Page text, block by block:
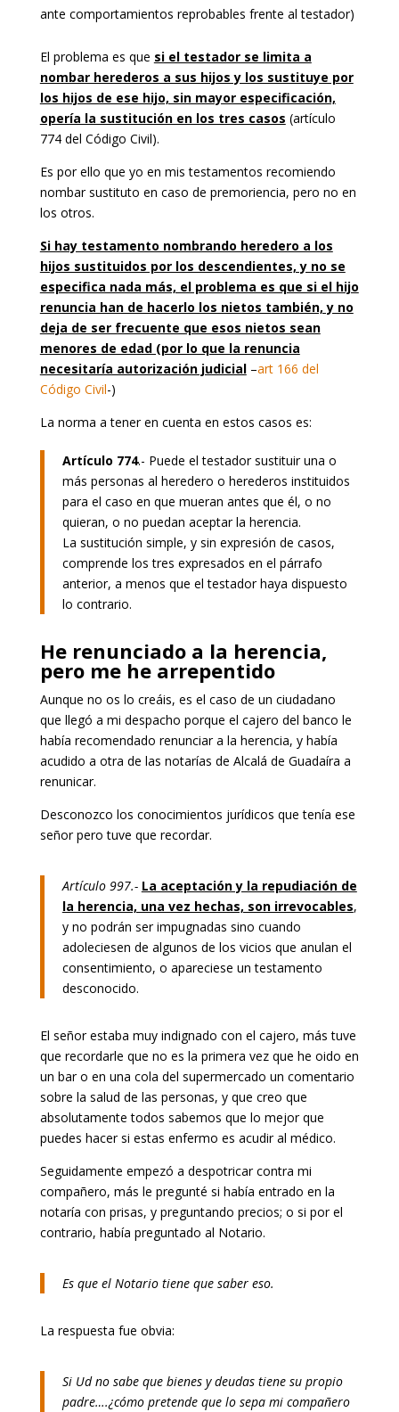
ante comportamientos reprobables frente al testador)
El problema es que si el testador se limita a
nombar herederos a sus hijos y los sustituye por
los hijos de ese hijo, sin mayor especificación,
opería la sustitución en los tres casos (artículo
774 del Código Civil).
Es por ello que yo en mis testamentos recomiendo
nombar sustituto en caso de premoriencia, pero no en
los otros.
Si hay testamento nombrando heredero a los
hijos sustituidos por los descendientes, y no se
especifica nada más, el problema es que si el hijo
renuncia han de hacerlo los nietos también, y no
deja de ser frecuente que esos nietos sean
menores de edad (por lo que la renuncia
necesitaría autorización judicial–art 166 del
Código Civil-)
La norma a tener en cuenta en estos casos es:
Artículo 774.- Puede el testador sustituir una o
más personas al heredero o herederos instituidos
para el caso en que mueran antes que él, o no
quieran, o no puedan aceptar la herencia.
La sustitución simple, y sin expresión de casos,
comprende los tres expresados en el párrafo
anterior, a menos que el testador haya dispuesto
lo contrario.
He renunciado a la herencia,
pero me he arrepentido
Aunque no os lo creáis, es el caso de un ciudadano
que llegó a mi despacho porque el cajero del banco le
había recomendado renunciar a la herencia, y había
acudido a otra de las notarías de Alcalá de Guadaíra a
renunicar.
Desconozco los conocimientos jurídicos que tenía ese
señor pero tuve que recordar.
Artículo 997.- La aceptación y la repudiación de
la herencia, una vez hechas, son irrevocables,
y no podrán ser impugnadas sino cuando
adoleciesen de algunos de los vicios que anulan el
consentimiento, o apareciese un testamento
desconocido.
El señor estaba muy indignado con el cajero, más tuve
que recordarle que no es la primera vez que he oido en
un bar o en una cola del supermercado un comentario
sobre la salud de las personas, y que creo que
absolutamente todos sabemos que lo mejor que
puedes hacer si estas enfermo es acudir al médico.
Seguidamente empezó a despotricar contra mi
compañero, más le pregunté si había entrado en la
notaría con prisas, y preguntando precios; o si por el
contrario, había preguntado al Notario.
Es que el Notario tiene que saber eso.
La respuesta fue obvia:
Si Ud no sabe que bienes y deudas tiene su propio
padre….¿cómo pretende que lo sepa mi compañero